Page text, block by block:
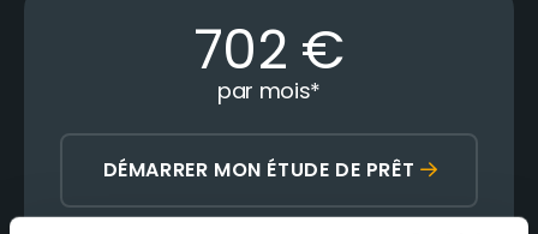
702€
par mois*
DÉMARRER MON ÉTUDE DE PRÊT